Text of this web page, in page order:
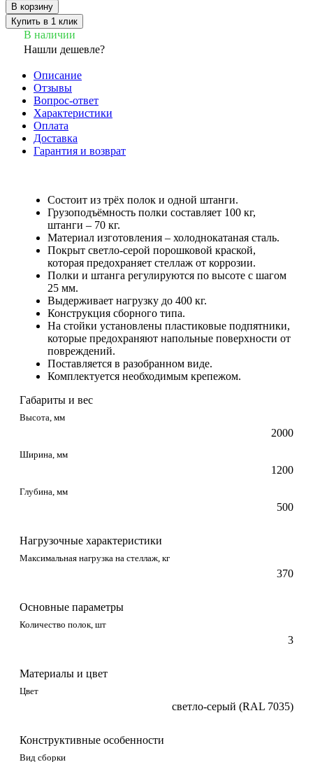
В корзину
Купить в 1 клик
В наличии
Нашли дешевле?
Описание
Отзывы
Вопрос-ответ
Характеристики
Оплата
Доставка
Гарантия и возврат
Состоит из трёх полок и одной штанги.
Грузоподъёмность полки составляет 100 кг,
штанги – 70 кг.
Материал изготовления – холоднокатаная сталь.
Покрыт светло-серой порошковой краской,
которая предохраняет стеллаж от коррозии.
Полки и штанга регулируются по высоте с шагом
25 мм.
Выдерживает нагрузку до 400 кг.
Конструкция сборного типа.
На стойки установлены пластиковые подпятники,
которые предохраняют напольные поверхности от
повреждений.
Поставляется в разобранном виде.
Комплектуется необходимым крепежом.
Габариты и вес
Высота, мм
2000
Ширина, мм
1200
Глубина, мм
500
Нагрузочные характеристики
Максимальная нагрузка на стеллаж, кг
370
Основные параметры
Количество полок, шт
3
Материалы и цвет
Цвет
светло-серый (RAL 7035)
Конструктивные особенности
Вид сборки